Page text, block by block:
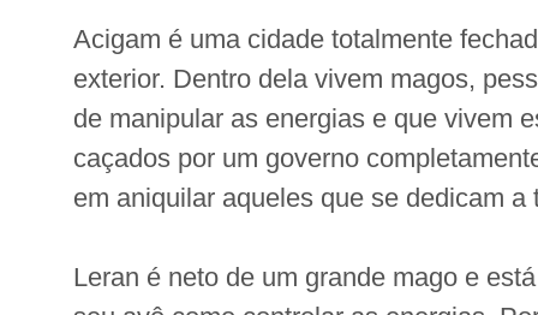
Acigam é uma cidade totalmente
exterior. Dentro dela vivem magos,
de manipular as energias e que vivem
caçados por um governo
em aniquilar aqueles que se dedicam a
Leran é neto de um grande mago e